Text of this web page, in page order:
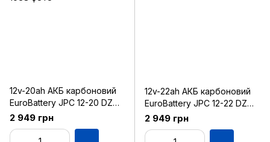
12v-20ah АКБ карбоновий
EuroBattery JPC 12-20 DZM
(12в 20Аг)
2 949 грн
12v-22ah АКБ карбоновий
EuroBattery JPC 12-22 DZM
(12в 22Аг)
2 949 грн